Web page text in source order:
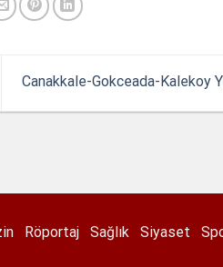
Canakkale-Gokceada-Kalekoy
Röportaj Sağlık Siyaset